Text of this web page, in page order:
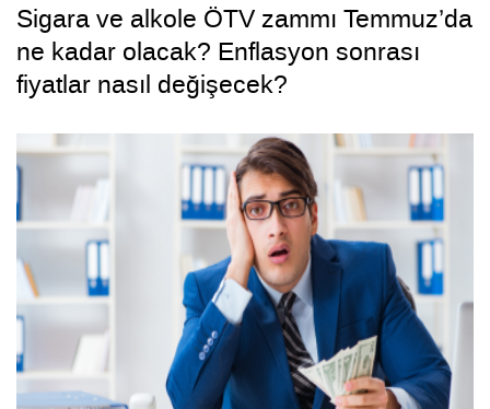
Sigara ve alkole ÖTV zammı Temmuz’da
ne kadar olacak? Enflasyon sonrası
fiyatlar nasıl değişecek?